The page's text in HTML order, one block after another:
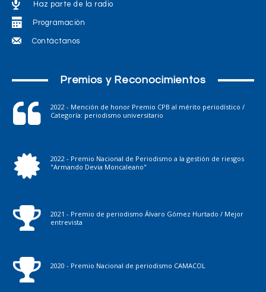
Haz parte de la radio
Programación
Contáctanos
Premios y Reconocimientos
2022 - Mención de honor Premio CPB al mérito periodístico /
Categoría: periodismo universitario
2022 - Premio Nacional de Periodismo a la gestión de riesgos
"Armando Devia Moncaleano"
2021 - Premio de periodismo Álvaro Gómez Hurtado / Mejor
entrevista
2020 - Premio Nacional de periodismo CAMACOL